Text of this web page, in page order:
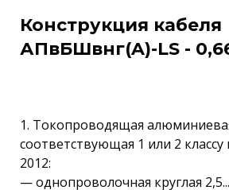
Конструкция кабеля
АПвБШвнг(A)-LS -
1. Токопроводящая
соответствующая 1 или 2
2012:
— однопроволочная круглая